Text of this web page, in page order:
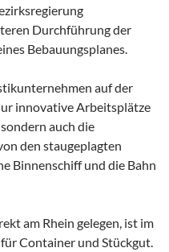
Durchführung der
Bebauungsplanes.
auf der
innovative Arbeitsplätze
auch die
den staugeplagten
Binnenschiff und die Bahn
am Rhein gelegen, ist im
Container und Stückgut.